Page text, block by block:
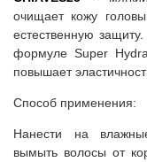
очищает кожу
естественную
формуле Super
повышает
Способ применения:
Нанести на
вымыть волосы от